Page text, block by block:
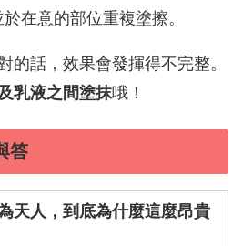
在意的部位重複塗擦。
的話，效果會發揮得不完整。
乳液之間塗抹哦！
答
天人，到底為什麼這麼昂貴